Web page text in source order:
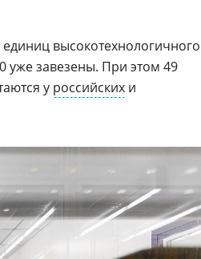
высокотехнологичного
уже завезены. При этом 49
у российских и